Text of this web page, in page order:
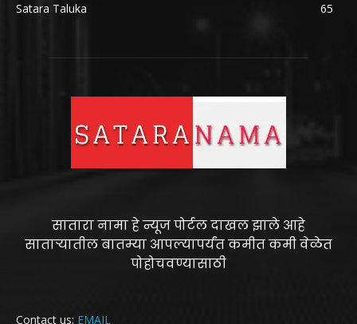
Satara Taluka
65
सातारा नामा हे न्यूज पोर्टल दाखल झाले आहे
साताऱ्यातील बातम्या आपल्यापर्यंत कमीत कमी वेळेत
पोहोचवण्यासाठी
Contact us: EMAIL